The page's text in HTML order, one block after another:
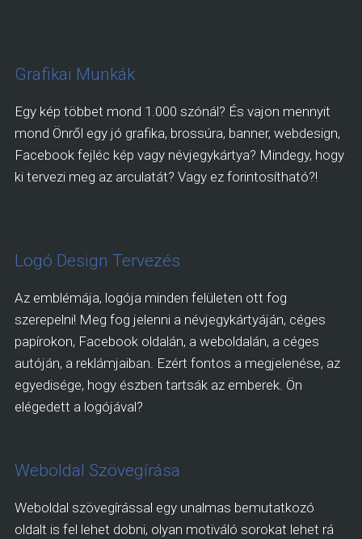
Grafikai Munkák
Egy kép többet mond 1.000 szónál? És vajon mennyit
mond Önről egy jó grafika, brossúra, banner, webdesign,
Facebook fejléc kép vagy névjegykártya? Mindegy, hogy
ki tervezi meg az arculatát? Vagy ez forintosítható?!
Logó Design Tervezés
Az emblémája, logója minden felületen ott fog
szerepelni! Meg fog jelenni a névjegykártyáján, céges
papírokon, Facebook oldalán, a weboldalán, a céges
autóján, a reklámjaiban. Ezért fontos a megjelenése, az
egyedisége, hogy észben tartsák az emberek. Ön
elégedett a logójával?
Weboldal Szövegírása
Weboldal szövegírással egy unalmas bemutatkozó
oldalt is fel lehet dobni, olyan motiváló sorokat lehet rá